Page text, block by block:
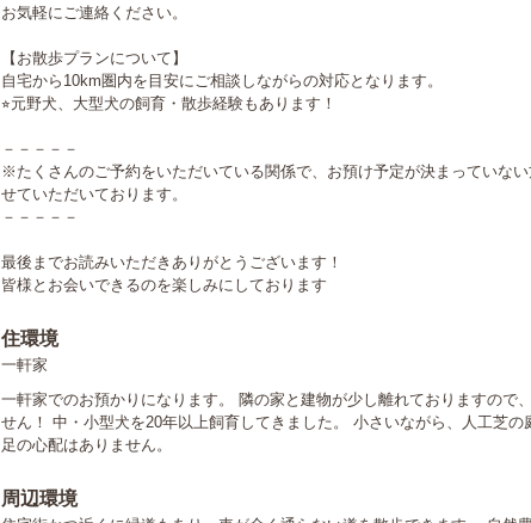
お気軽にご連絡ください。
【お散歩プランについて】
自宅から10km圏内を目安にご相談しながらの対応となります。
⭐︎元野犬、大型犬の飼育・散歩経験もあります！
－－－－－
※たくさんのご予約をいただいている関係で、お預け予定が決まっていな
せていただいております。
－－－－－
最後までお読みいただきありがとうございます！
皆様とお会いできるのを楽しみにしております
住環境
一軒家
一軒家でのお預かりになります。 隣の家と建物が少し離れておりますので
せん！ 中・小型犬を20年以上飼育してきました。 小さいながら、人工芝の
足の心配はありません。
周辺環境